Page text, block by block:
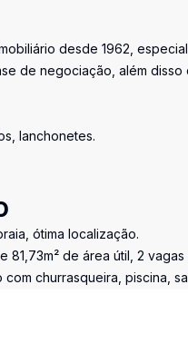
desde 1962,
de negociação, além
lanchonetes.
ótima localização.
de área útil, 2
churrasqueira, piscina,